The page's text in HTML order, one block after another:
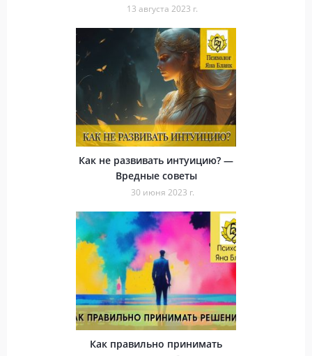
13 августа 2023 г.
Как не развивать интуицию? —
Вредные советы
30 июня 2023 г.
Как правильно принимать